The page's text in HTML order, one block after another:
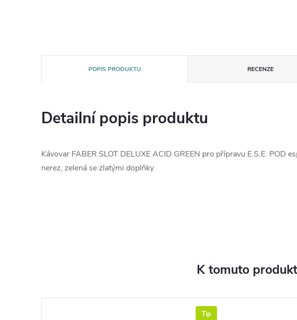
POPIS PRODUKTU RECENZE
Detailní popis produktu
Kávovar FABER SLOT DELUXE ACID GREEN pro přípravu E.S.E. POD
nerez, zelená se zlatými doplňky
K tomuto
Tip